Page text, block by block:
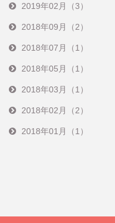
2019年02月（3）
2018年09月（2）
2018年07月（1）
2018年05月（1）
2018年03月（1）
2018年02月（2）
2018年01月（1）